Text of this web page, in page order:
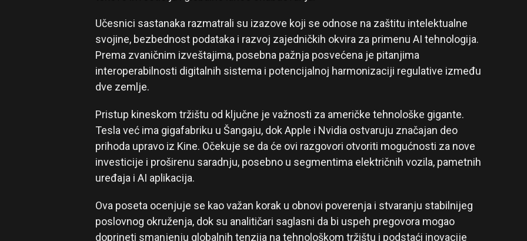
Učesnici sastanaka razmatrali su izazove koji se odnose na zaštitu intelektualne
svojine, bezbednost podataka i razvoj zajedničkih okvira za primenu AI tehnologija.
Prema zvaničnim izveštajima, posebna pažnja posvećena je pitanjima
interoperabilnosti digitalnih sistema i potencijalnoj harmonizaciji regulative između
dve zemlje.
Pristup kineskom tržištu od ključne je važnosti za američke tehnološke gigante.
Tesla već ima gigafabriku u Šangaju, dok Apple i Nvidia ostvaruju značajan deo
prihoda upravo iz Kine. Očekuje se da će ovi razgovori otvoriti mogućnosti za nove
investicije i proširenu saradnju, posebno u segmentima električnih vozila, pametnih
uređaja i AI aplikacija.
Ova poseta ocenjuje se kao važan korak u obnovi poverenja i stvaranju stabilnijeg
poslovnog okruženja, dok su analitičari saglasni da bi uspeh pregovora mogao
doprineti smanjenju globalnih tenzija na tehnološkom tržištu i podstaći inovacije